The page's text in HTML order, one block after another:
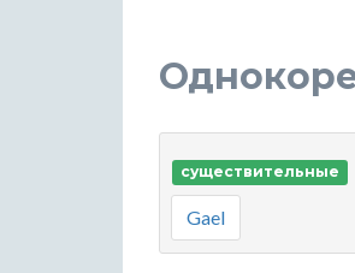
существительные
Gael